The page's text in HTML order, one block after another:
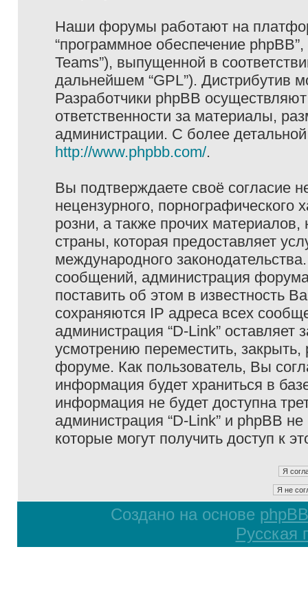
Наши форумы работают на
“программное обеспечение
Teams”), выпущенной в
дальнейшем “GPL”). Дистрибутив
Разработчики phpBB
ответственности за материалы,
администрации. С более
http://www.phpbb.com/.
Вы подтверждаете своё согласие
нецензурного, порнографического
розни, а также прочих
страны, которая предоставляет
международного
сообщений, администрация
поставить об этом в известность
сохраняются IP адреса всех
администрация “D-Link”
усмотрению переместить,
форуме. Как пользователь, Вы
информация будет храниться в
информация не будет доступна
администрация “D-Link” и phpBB
которые могут получить доступ к
Создано на основе phpBB
Русская